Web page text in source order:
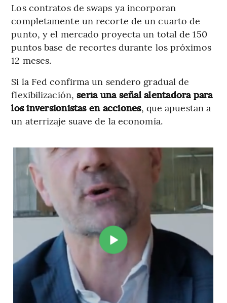
Los contratos de swaps ya incorporan
completamente un recorte de un cuarto de
punto, y el mercado proyecta un total de 150
puntos base de recortes durante los próximos
12 meses.
Si la Fed confirma un sendero gradual de
flexibilización, sería una señal alentadora para
los inversionistas en acciones, que apuestan a
un aterrizaje suave de la economía.